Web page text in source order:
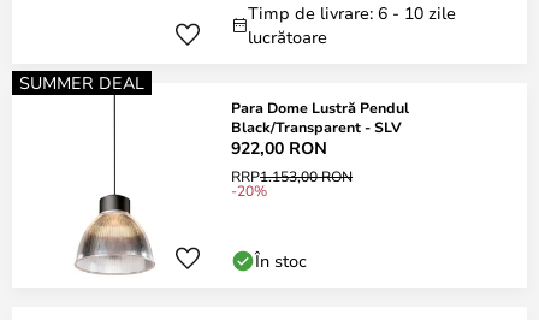
Timp de livrare: 6 - 10 zile
lucrătoare
SUMMER DEAL
Para Dome Lustră Pendul
Black/Transparent - SLV
922,00 RON
RRP1.153,00 RON
-20%
În stoc